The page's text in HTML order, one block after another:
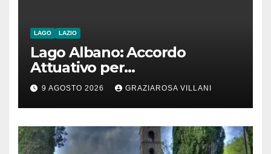
LAGO LAZIO
Lago Albano: Accordo
Attuativo per
l’interconnessione
acquedottistica da 29,5
milioni di euro
9 AGOSTO 2026 GRAZIAROSA VILLANI